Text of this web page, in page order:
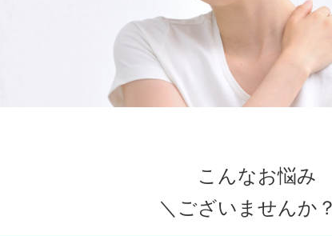
こんなお悩み
＼ございませんか